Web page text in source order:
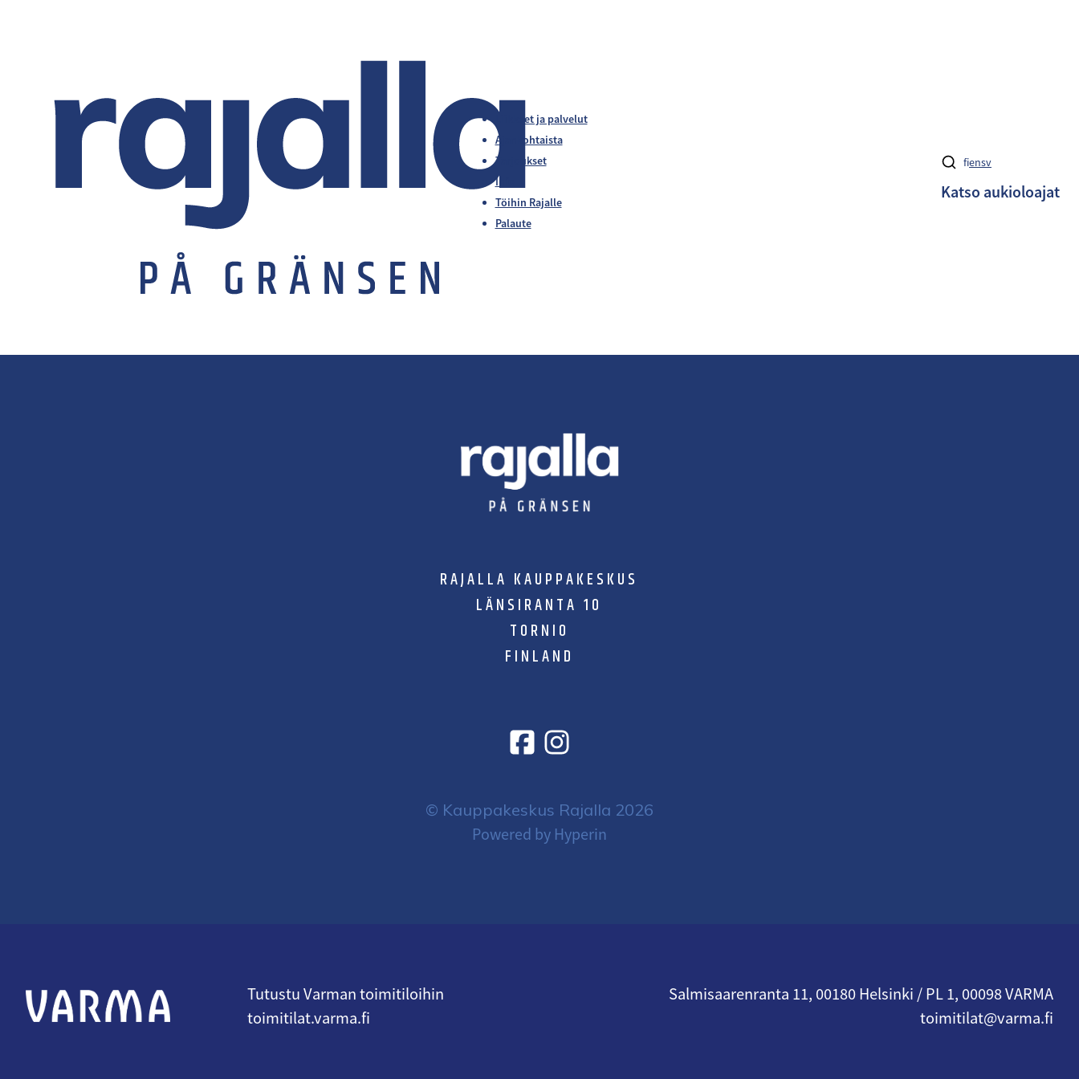
Liikkeet ja palvelut
Ajankohtaista
Tarjoukset
Info
Töihin Rajalle
Palaute
fiensv
Katso aukioloajat
RAJALLA KAUPPAKESKUS
LÄNSIRANTA 10
TORNIO
FINLAND
© Kauppakeskus Rajalla 2026
Powered by Hyperin
Tutustu Varman toimitiloihin
toimitilat.varma.fi
Salmisaarenranta 11, 00180 Helsinki / PL 1, 00098 VARMA
toimitilat@varma.fi